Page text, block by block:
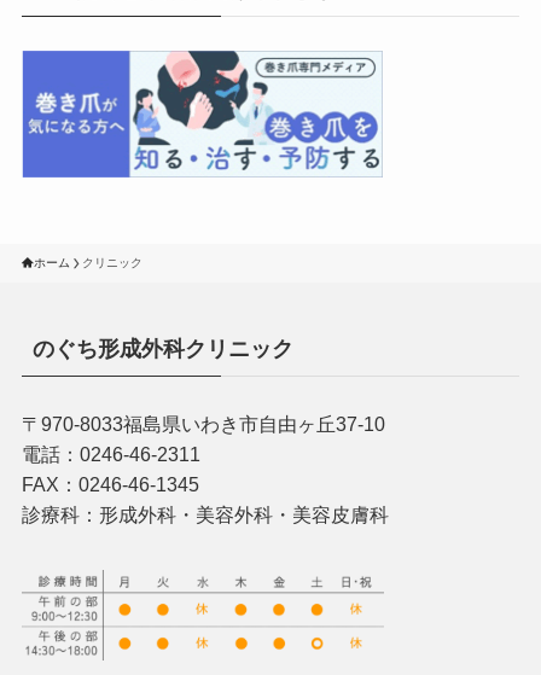
ホーム クリニック
のぐち形成外科クリニック
〒970-8033福島県いわき市自由ヶ丘37-10
電話：0246-46-2311
FAX：0246-46-1345
診療科：形成外科・美容外科・美容皮膚科